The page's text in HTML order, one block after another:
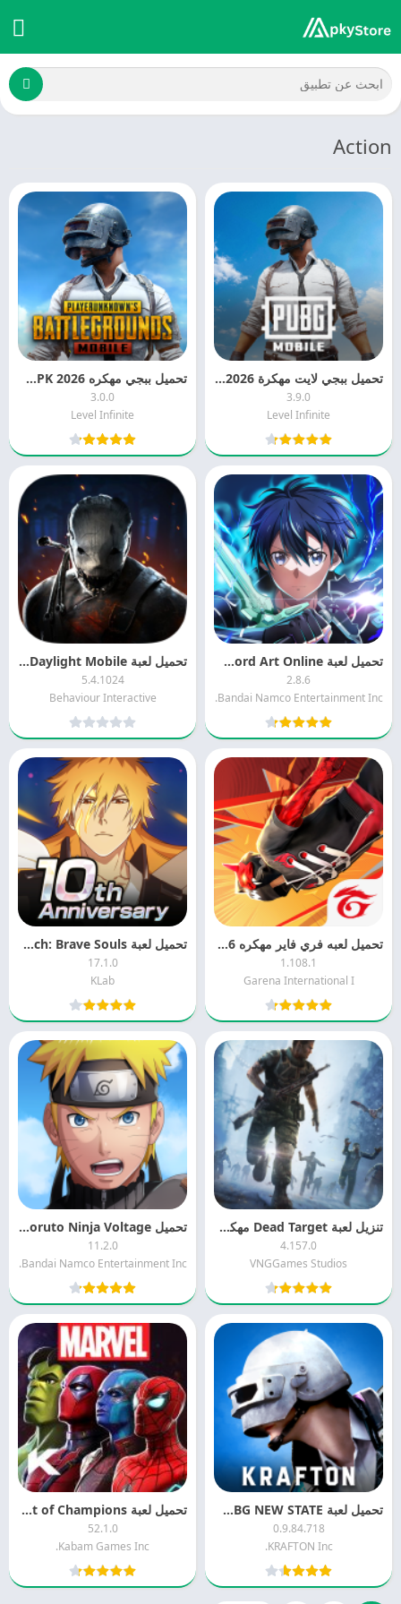
Action
تحميل ببجي لايت مهكرة 2026 PUBG LITE MOD APK
3.9.0
Level Infinite
تحميل ببجي مهكره 2026 PUBG Mobile MOD APK للاندرويد
3.0.0
Level Infinite
تحميل لعبة Sword Art Online مهكرة 2026 APK MOD للاندرويد
2.8.6
Bandai Namco Entertainment Inc.
تحميل لعبة Dead by Daylight Mobile مهكرة 2026 اخر اصدار APK للاندرويد
5.4.1024
Behaviour Interactive
تحميل لعبه فري فاير مهكره 2026 Free Fire MOD APK
1.108.1
Garena International I
تحميل لعبة Bleach: Brave Souls مهكرة 2026 MOD APK
17.1.0
KLab
تنزيل لعبة Dead Target مهكرة 2026 MOD APK
4.157.0
VNGGames Studios
تحميل Naruto X Boruto Ninja Voltage مهكرة 2026
11.2.0
Bandai Namco Entertainment Inc.
تحميل لعبة PUBG NEW STATE مهكرة 2026 APK MOD
0.9.84.718
KRAFTON Inc.
تحميل لعبة Marvel Contest of Champions مهكرة 2026 APK MOD
52.1.0
Kabam Games Inc.